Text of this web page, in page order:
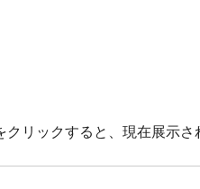
リックすると、現在展示